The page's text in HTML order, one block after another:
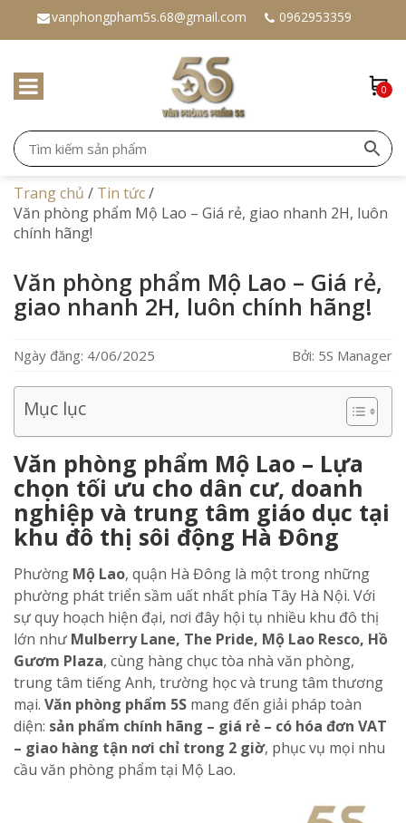
vanphongpham5s.68@gmail.com 0962953359
0
Trang chủ / Tin tức/
Văn phòng phẩm Mộ Lao – Giá rẻ, giao nhanh 2H, luôn
chính hãng!
Văn phòng phẩm Mộ Lao – Giá rẻ,
giao nhanh 2H, luôn chính hãng!
Ngày đăng: 4/06/2025 Bởi: 5S Manager
Mục lục
Văn phòng phẩm Mộ Lao – Lựa
chọn tối ưu cho dân cư, doanh
nghiệp và trung tâm giáo dục tại
khu đô thị sôi động Hà Đông
Phường Mộ Lao, quận Hà Đông là một trong những
phường phát triển sầm uất nhất phía Tây Hà Nội. Với
sự quy hoạch hiện đại, nơi đây hội tụ nhiều khu đô thị
lớn như Mulberry Lane, The Pride, Mộ Lao Resco, Hồ
Gươm Plaza, cùng hàng chục tòa nhà văn phòng,
trung tâm tiếng Anh, trường học và trung tâm thương
mại. Văn phòng phẩm 5S mang đến giải pháp toàn
diện: sản phẩm chính hãng – giá rẻ – có hóa đơn VAT
– giao hàng tận nơi chỉ trong 2 giờ, phục vụ mọi nhu
cầu văn phòng phẩm tại Mộ Lao.